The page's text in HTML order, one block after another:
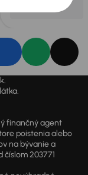
finančný agent
poistenia alebo
na bývanie a
203771